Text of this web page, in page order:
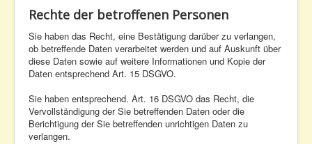
Rechte der betroffenen Personen
Sie haben das Recht, eine Bestätigung darüber zu verlangen,
ob betreffende Daten verarbeitet werden und auf Auskunft über
diese Daten sowie auf weitere Informationen und Kopie der
Daten entsprechend Art. 15 DSGVO.
Sie haben entsprechend. Art. 16 DSGVO das Recht, die
Vervollständigung der Sie betreffenden Daten oder die
Berichtigung der Sie betreffenden unrichtigen Daten zu
verlangen.